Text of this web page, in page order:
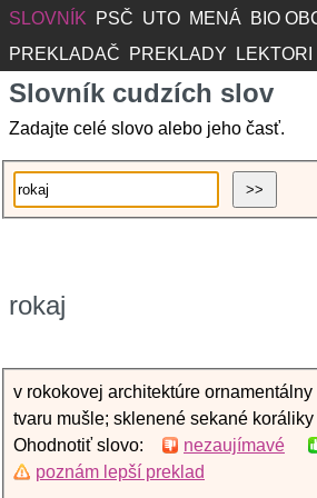
SLOVNÍK PSČ UTO MENÁ
BIO
PREKLADAČ
PREKLADY LEKTORI
Slovník cudzích slov
Zadajte celé slovo alebo jeho časť.
rokaj
v rokokovej architektúre
tvaru mušle; sklenené sekané koráliky
Ohodnotiť slovo:
nezaujímavé
poznám lepší preklad